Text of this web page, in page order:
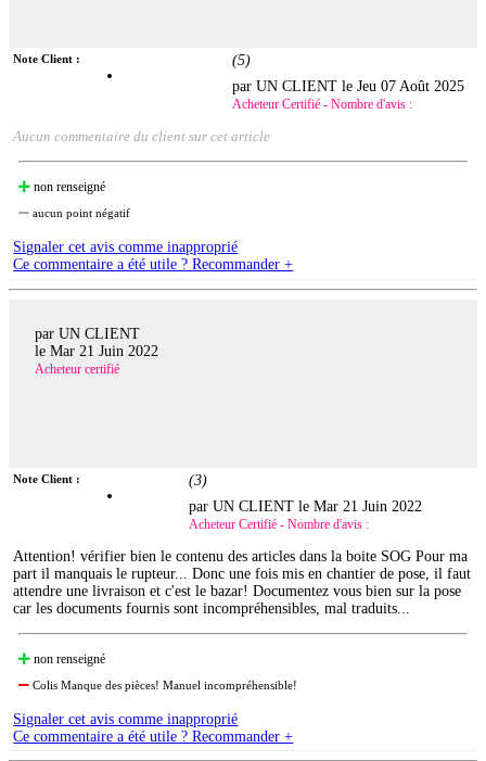
Note Client : (5)
par UN CLIENT leJeu 07 Août 2025
Acheteur Certifié - Nombre d'avis :
Aucun commentaire du client sur cet article
non renseigné
aucun point négatif
Signaler cet avis comme inapproprié
Ce commentaire a été utile ? Recommander +
par UN CLIENT
le Mar 21 Juin 2022
Acheteur certifié
Note Client : (3)
par UN CLIENT leMar 21 Juin 2022
Acheteur Certifié - Nombre d'avis :
Attention! vérifier bien le contenu des articles dans la boite SOG Pour ma
part il manquais le rupteur... Donc une fois mis en chantier de pose, il faut
attendre une livraison et c'est le bazar! Documentez vous bien sur la pose
car les documents fournis sont incompréhensibles, mal traduits...
non renseigné
Colis Manque des pièces! Manuel incompréhensible!
Signaler cet avis comme inapproprié
Ce commentaire a été utile ? Recommander +